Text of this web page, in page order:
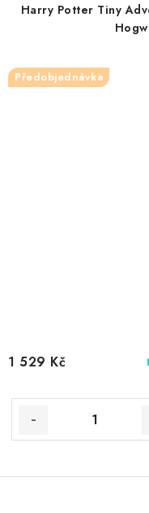
Harry Potter Tiny
Předobjednávka
1 529 Kč